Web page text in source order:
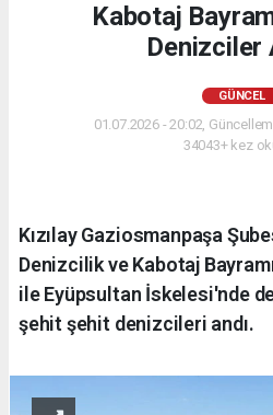
Kabotaj
Denizciler
GÜNCEL
01.07.2026 - 20:02,
34043+ kez
Kızılay Gaziosmanpaşa
Denizcilik ve Kabotaj
ile Eyüpsultan İskelesi'nde
şehit şehit denizcileri andı.